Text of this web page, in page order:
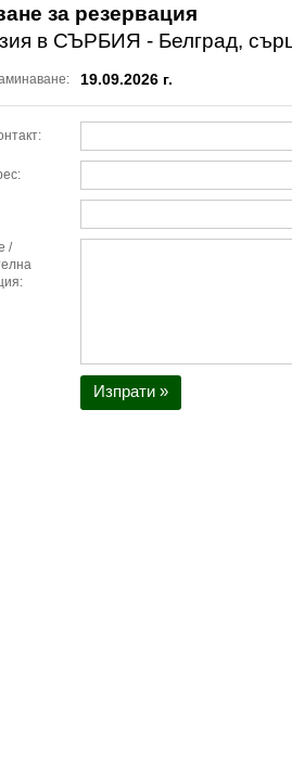
за резервация
в СЪРБИЯ - Белград,
19.09.2026 г.
/
Изпрати »